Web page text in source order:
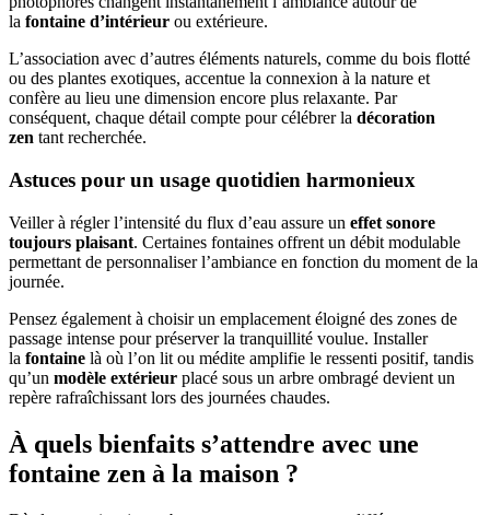
la fontaine d’intérieur ou extérieure.
L’association avec d’autres éléments naturels, comme du bois flotté
ou des plantes exotiques, accentue la connexion à la nature et
confère au lieu une dimension encore plus relaxante. Par
conséquent, chaque détail compte pour célébrer la décoration
zen tant recherchée.
Astuces pour un usage quotidien harmonieux
Veiller à régler l’intensité du flux d’eau assure un effet sonore
toujours plaisant. Certaines fontaines offrent un débit modulable
permettant de personnaliser l’ambiance en fonction du moment de la
journée.
Pensez également à choisir un emplacement éloigné des zones de
passage intense pour préserver la tranquillité voulue. Installer
la fontaine là où l’on lit ou médite amplifie le ressenti positif, tandis
qu’un modèle extérieur placé sous un arbre ombragé devient un
repère rafraîchissant lors des journées chaudes.
À quels bienfaits s’attendre avec une
fontaine zen à la maison ?